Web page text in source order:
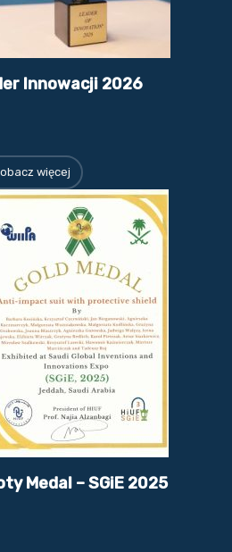
Innowacji 2026
więcej
Medal – SGiE 2025